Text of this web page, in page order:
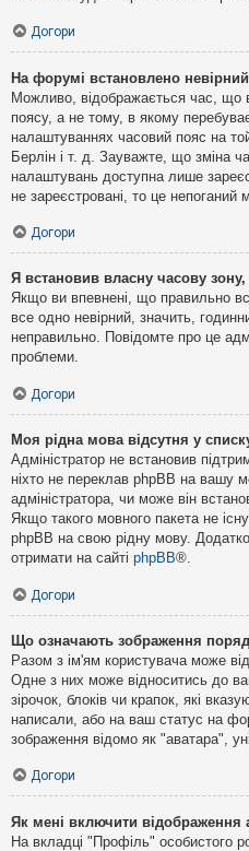
Догори
На форумі встановлено
Можливо, відображається час, що
поясу, а не тому, в якому
налаштуваннях часовий пояс на
Берлін і т. д. Зауважте, що зміна
налаштувань доступна лише
не зареєстровані, то це непоганий
Догори
Я встановив власну часову
Якщо ви впевнені, що правильно
все одно невірний, значить,
неправильно. Повідомте про це
проблеми.
Догори
Моя рідна мова відсутня у
Адміністратор не встановив
ніхто не переклав phpBB на вашу
адміністратора, чи може він
Якщо такого мовного пакета не
phpBB на свою рідну мову.
отримати на сайті phpBB®.
Догори
Що означають зображення
Разом з ім'ям користувача може
Одне з них може відноситись до
зірочок, блоків чи крапок, які
написали, або на ваш статус на
зображення відомо як "аватара",
Догори
Як мені включити відображення
На вкладці "Профіль" особистого